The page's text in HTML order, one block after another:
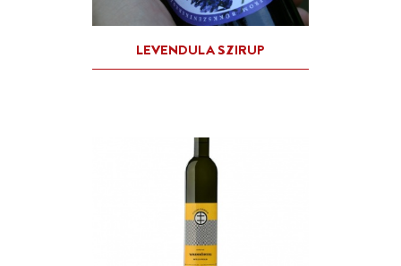
FRUKTÁRIUM PÁLINKÁK